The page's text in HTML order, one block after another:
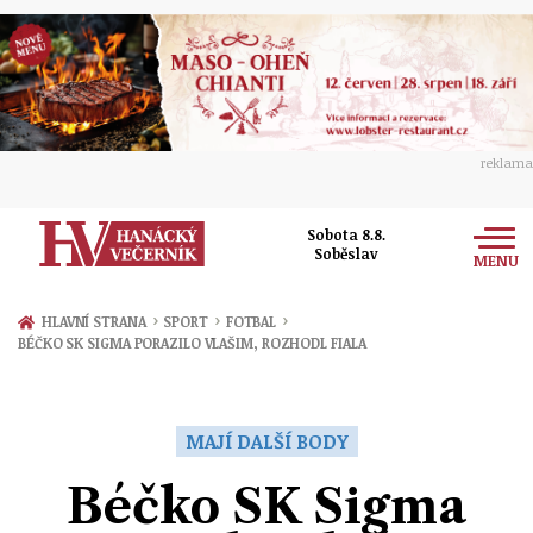
reklama
Sobota 8.8.
Soběslav
MENU
Zprávy
Přerov
Ekonomika
Ženy
Sport
HLAVNÍ STRANA › SPORT › FOTBAL ›
BÉČKO SK SIGMA PORAZILO VLAŠIM, ROZHODL FIALA
MAJÍ DALŠÍ BODY
Béčko SK Sigma